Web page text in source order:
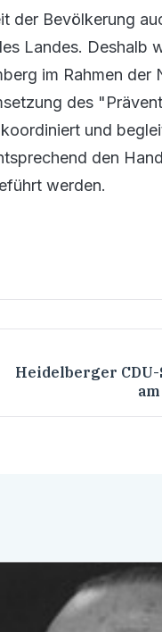
der Bevölkerung
Landes. Deshalb
im Rahmen der
des
und
den
werden.
Heidelberger